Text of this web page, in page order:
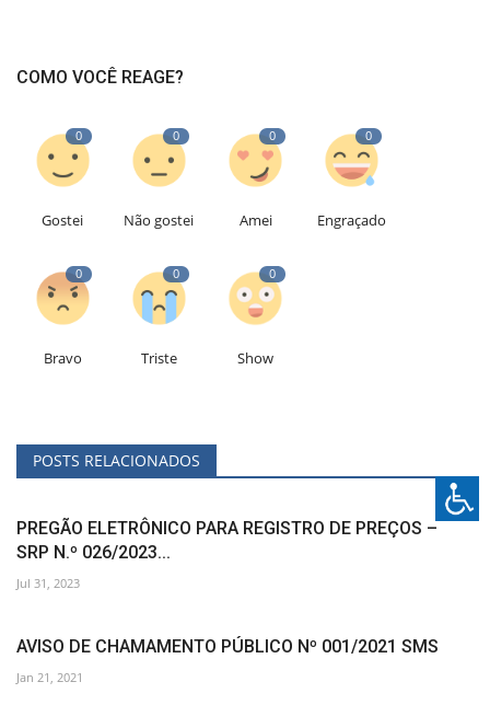
COMO VOCÊ REAGE?
0
Gostei
0
Não gostei
0
Amei
0
Engraçado
0
Bravo
0
Triste
0
Show
POSTS RELACIONADOS
PREGÃO ELETRÔNICO PARA REGISTRO DE PREÇOS –
SRP N.º 026/2023...
Jul 31, 2023
AVISO DE CHAMAMENTO PÚBLICO Nº 001/2021 SMS
Jan 21, 2021